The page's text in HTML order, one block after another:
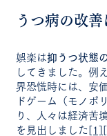
うつ病の改
娯楽は抑うつ状態
してきました。例
界恐慌時には、安
ドゲーム（モノポ
り、人々は経済苦
を見出しました
[1]